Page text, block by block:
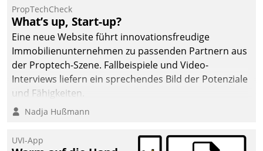
PropTechCheck
What’s up, Start-up?
Eine neue Website führt innovationsfreudige
Immobilienunternehmen zu passenden Partnern aus
der Proptech-Szene. Fallbeispiele und Video-
Interviews liefern ein sprechendes Bild der Potenziale
und Fähigkeiten.
Nadja Hußmann
UVI-App